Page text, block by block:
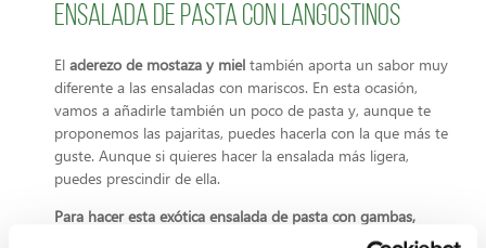
Ensalada de pasta con langostinos
El aderezo de mostaza y miel también aporta un sabor muy
diferente a las ensaladas con mariscos. En esta ocasión,
vamos a añadirle también un poco de pasta y, aunque te
proponemos las pajaritas, puedes hacerla con la que más te
guste. Aunque si quieres hacer la ensalada más ligera,
puedes prescindir de ella.
Para hacer esta exótica ensalada de pasta con gambas,